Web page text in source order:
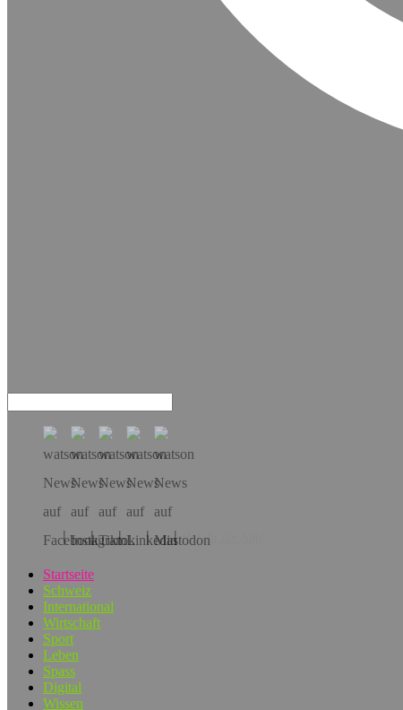
Hol dir die App!
Startseite
Schweiz
International
Wirtschaft
Sport
Leben
Spass
Digital
Wissen